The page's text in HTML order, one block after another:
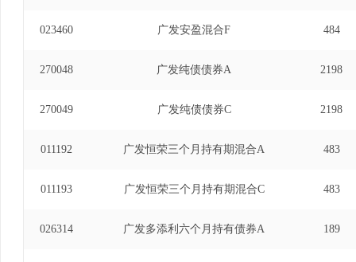
023460 广发安盈混合F 484
270048 广发纯债债券A 2198
270049 广发纯债债券C 2198
011192 广发恒荣三个月持有期混合A 483
011193 广发恒荣三个月持有期混合C 483
026314 广发多添利六个月持有债券A 189